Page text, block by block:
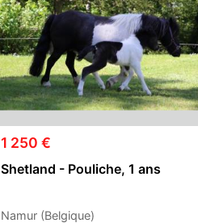
1 250 €
Shetland - Pouliche, 1 ans
Namur (Belgique)